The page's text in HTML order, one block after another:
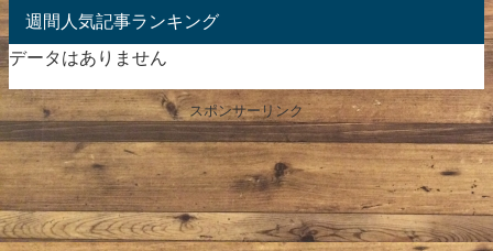
週間人気記事ランキング
データはありません
スポンサーリンク